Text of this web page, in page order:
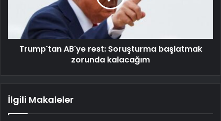
Trump'tan AB'ye rest: Soruşturma başlatmak
zorunda kalacağım
İlgili Makaleler